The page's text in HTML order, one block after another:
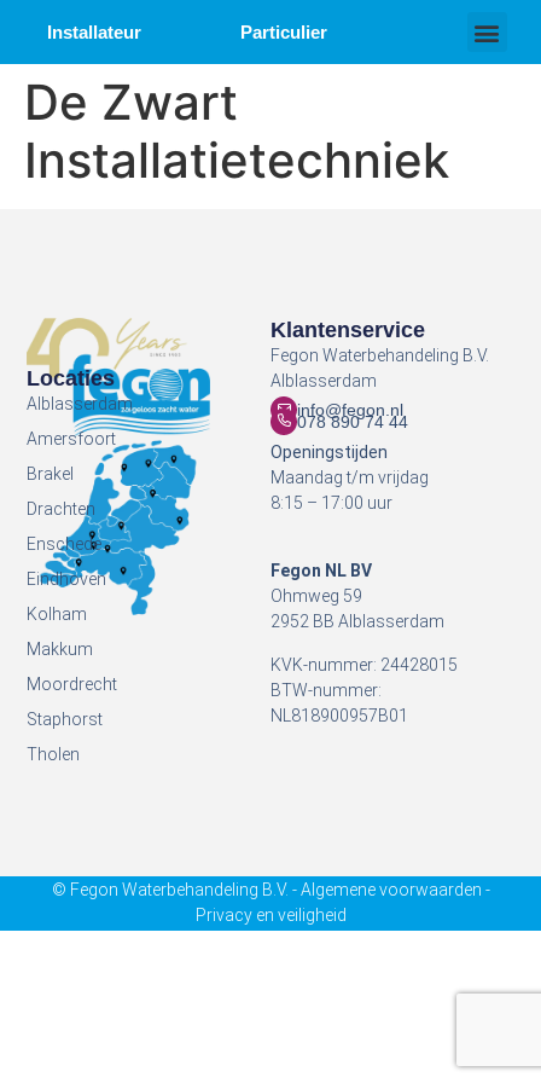
Installateur Particulier
De Zwart
Installatietechniek
Klantenservice
Fegon Waterbehandeling B.V.
Alblasserdam
info@fegon.nl
078 890 74 44
Openingstijden
Maandag t/m vrijdag
8:15 – 17:00 uur
Fegon NL BV
Ohmweg 59
2952 BB Alblasserdam
KVK-nummer: 24428015
BTW-nummer:
NL818900957B01
Locaties
Alblasserdam
Amersfoort
Brakel
Drachten
Enschede
Eindhoven
Kolham
Makkum
Moordrecht
Staphorst
Tholen
© Fegon Waterbehandeling B.V. - Algemene voorwaarden -
Privacy en veiligheid